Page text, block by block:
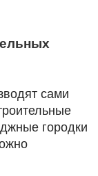
сами
городки